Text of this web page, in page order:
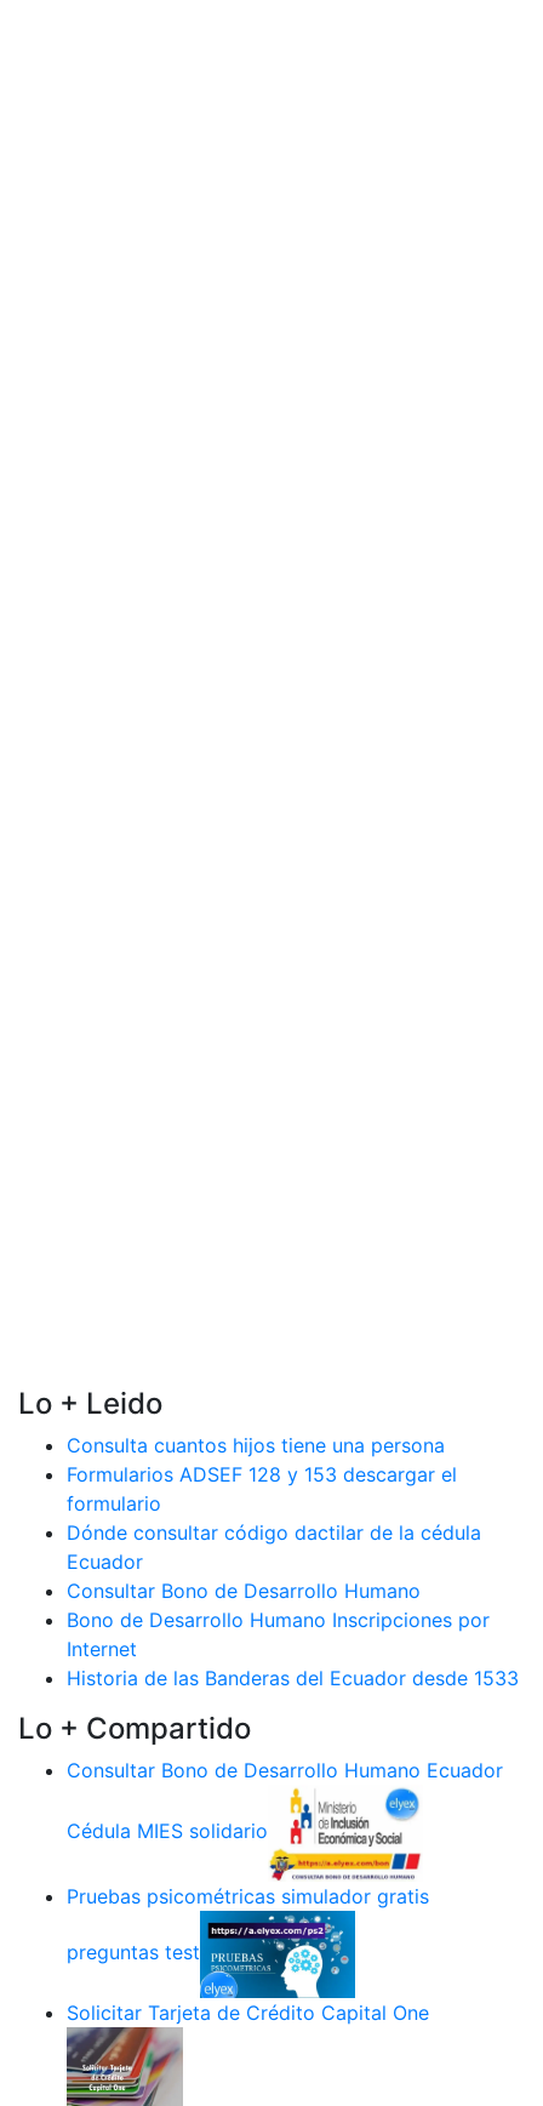
Lo + Leido
Consulta cuantos hijos tiene una persona
Formularios ADSEF 128 y 153 descargar el
formulario
Dónde consultar código dactilar de la cédula
Ecuador
Consultar Bono de Desarrollo Humano
Bono de Desarrollo Humano Inscripciones por
Internet
Historia de las Banderas del Ecuador desde 1533
Lo + Compartido
Consultar Bono de Desarrollo Humano Ecuador
Cédula MIES solidario
Pruebas psicométricas simulador gratis
preguntas test
Solicitar Tarjeta de Crédito Capital One